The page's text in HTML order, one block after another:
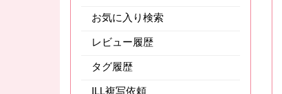
お気に入り検索
レビュー履歴
タグ履歴
ILL複写依頼